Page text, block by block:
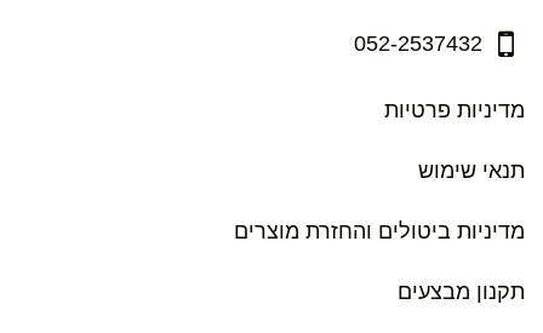
052-2537432
מדיניות פרטיות
תנאי שימוש
מדיניות ביטולים והחזרת מוצרים
תקנון מבצעים